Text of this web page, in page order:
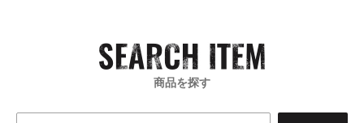
商品を探す